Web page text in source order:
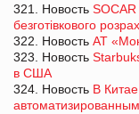
321. Новость
безготівкового
322. Новость АТ
323. Новость
в США
324. Новость В